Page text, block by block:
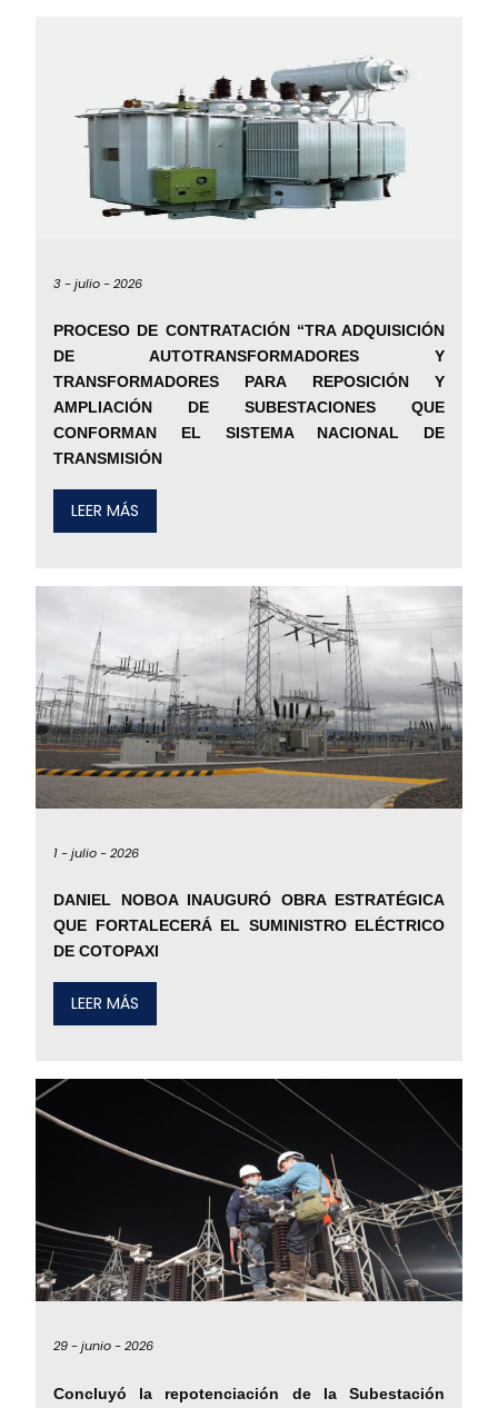
3 -julio -2026
PROCESO DE CONTRATACIÓN “TRA ADQUISICIÓN
DE AUTOTRANSFORMADORES Y
TRANSFORMADORES PARA REPOSICIÓN Y
AMPLIACIÓN DE SUBESTACIONES QUE
CONFORMAN EL SISTEMA NACIONAL DE
TRANSMISIÓN
LEER MÁS
1 -julio -2026
DANIEL NOBOA INAUGURÓ OBRA ESTRATÉGICA
QUE FORTALECERÁ EL SUMINISTRO ELÉCTRICO
DE COTOPAXI
LEER MÁS
29 -junio -2026
Concluyó la repotenciación de la Subestación